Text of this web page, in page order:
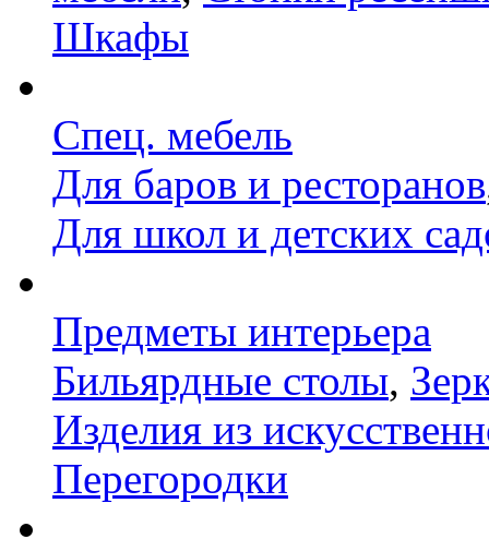
Шкафы
Спец. мебель
Для баров и ресторанов
Для школ и детских
Предметы интерьера
Бильярдные столы,
Изделия из
Перегородки